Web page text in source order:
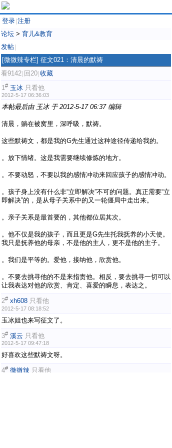
登录 注册
论坛 > 育儿&教育
发帖
[微微辣专栏] 征文021：清晨的默祷
看9142 回20 收藏
1# 玉冰 只看他
2012-5-17 06:36:03
本帖最后由 玉冰 于 2012-5-17 06:37 编辑
清晨，躺在被窝里，深呼吸，默祷。
这些默祷文，都是我的G先生通过这种途径传递给我的。
。放下情绪。这是我需要继续修炼的地方。
。不要动怒，不要以我的感情冲动来回应孩子的感情冲动。
。孩子身上没有什么非“立即解决”不可的问题。真正需要“立
即解决”的，是从母子关系中的又一轮僵局中走出来。
。亲子关系是最首要的，其他都位居其次。
。他不仅是我的孩子，而且更是G先生托我抚养的小天使。
我只是抚养他的母亲，不是他的主人，更不是他的主子。
。我们是平等的。爱他，接纳他，欣赏他。
。不要去挑寻他的不是来指责他。相反，要去挑寻一切可以
让我表达对他的欣赏、肯定、喜爱的瞬息，表达之。
2# xh608 只看他
2012-5-17 08:18:52
玉冰姐也来写征文了。
3# 溪云 只看他
2012-5-17 09:47:18
好喜欢这些默祷文呀。
4# 微微辣 只看他